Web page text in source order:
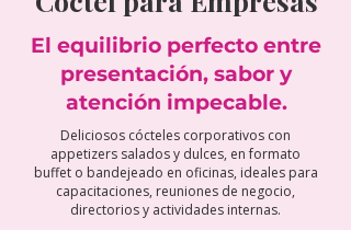
El equilibrio perfecto entre
presentación, sabor y
atención impecable.
Deliciosos cócteles corporativos con
appetizers salados y dulces, en formato
buffet o bandejeado en oficinas, ideales para
capacitaciones, reuniones de negocio,
directorios y actividades internas.